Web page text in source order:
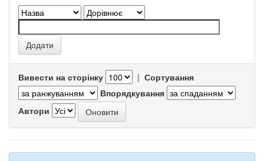
Вивести на сторінку | Сортування
Впорядкування
Автори